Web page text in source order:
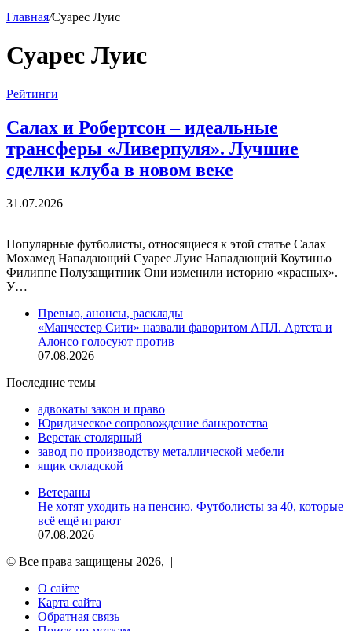
Главная/Суарес Луис
Суарес Луис
Рейтинги
Салах и Робертсон – идеальные
трансферы «Ливерпуля». Лучшие
сделки клуба в новом веке
31.07.2026
Популярные футболисты, относящиеся к этой статье Салах
Мохамед Нападающий Суарес Луис Нападающий Коутиньо
Филиппе Полузащитник Они изменили историю «красных».
У…
Превью, анонсы, расклады
«Манчестер Сити» назвали фаворитом АПЛ. Артета и
Алонсо голосуют против
07.08.2026
Последние темы
адвокаты закон и право
Юридическое сопровождение банкротства
Верстак столярный
завод по производству металлической мебели
ящик складской
Ветераны
Не хотят уходить на пенсию. Футболисты за 40, которые
всё ещё играют
07.08.2026
© Все права защищены 2026, |
О сайте
Карта сайта
Обратная связь